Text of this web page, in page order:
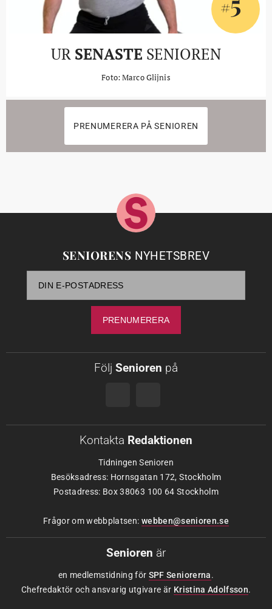
#
UR SENASTE SENIOREN
Foto: Marco Glijnis
PRENUMERERA PÅ SENIOREN
SENIORENS NYHETSBREV
Följ Senioren på
Kontakta Redaktionen
Tidningen Senioren
Besöksadress: Hornsgatan 172, Stockholm
Postadress: Box 38063 100 64 Stockholm
Frågor om webbplatsen: webben@senioren.se
Senioren är
en medlemstidning för SPF Seniorerna.
Chefredaktör och ansvarig utgivare är Kristina Adolfsson.